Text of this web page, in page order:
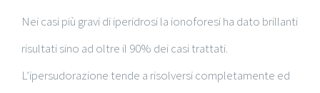
Nei casi più gravi di iperidrosi la ionoforesi ha dato brillanti
risultati sino ad oltre il 90% dei casi trattati.
L’ipersudorazione tende a risolversi completamente ed